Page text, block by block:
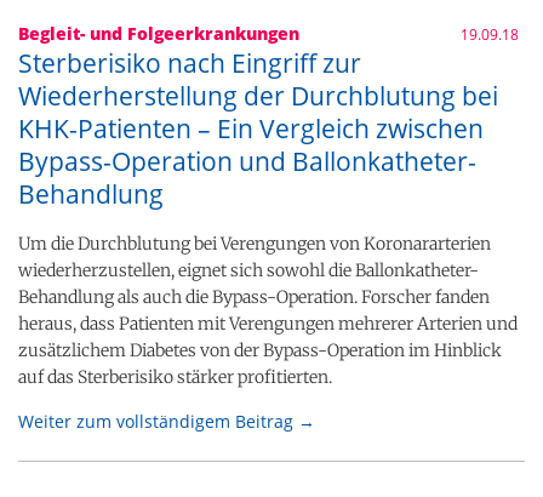
Begleit- und Folgeerkrankungen 19.09.18
Sterberisiko nach Eingriff zur
Wiederherstellung der Durchblutung bei
KHK-Patienten – Ein Vergleich zwischen
Bypass-Operation und Ballonkatheter-
Behandlung
Um die Durchblutung bei Verengungen von Koronararterien
wiederherzustellen, eignet sich sowohl die Ballonkatheter-
Behandlung als auch die Bypass-Operation. Forscher fanden
heraus, dass Patienten mit Verengungen mehrerer Arterien und
zusätzlichem Diabetes von der Bypass-Operation im Hinblick
auf das Sterberisiko stärker profitierten.
Weiter zum vollständigem Beitrag →